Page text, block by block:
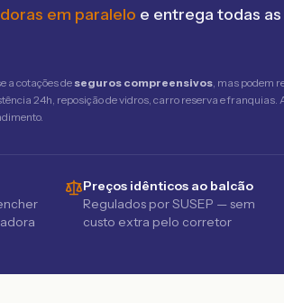
em paralelo e entrega todas
a cotações de seguros compreensivos, mas podem
24h, reposição de vidros, carro reserva e franquias.
Preços idênticos ao balcão
Regulados por SUSEP — sem
custo extra pelo corretor